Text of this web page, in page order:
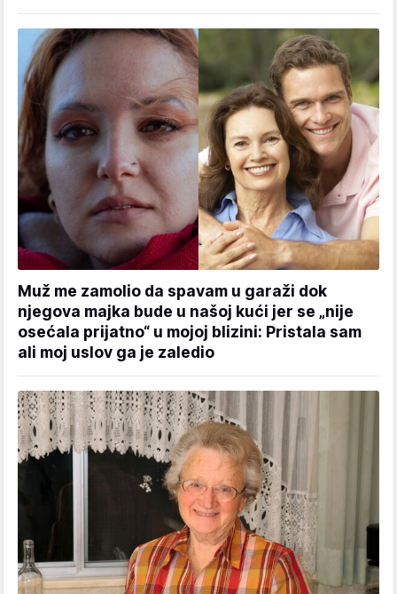
Muž me zamolio da spavam u garaži dok
njegova majka bude u našoj kući jer se „nije
osećala prijatno“ u mojoj blizini: Pristala sam
ali moj uslov ga je zaledio